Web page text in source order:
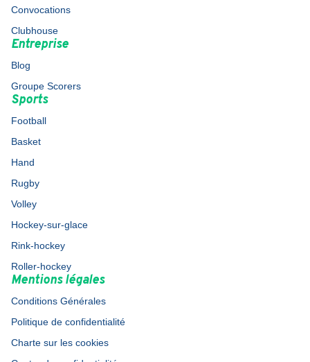
Convocations
Clubhouse
Entreprise
Blog
Groupe Scorers
Sports
Football
Basket
Hand
Rugby
Volley
Hockey-sur-glace
Rink-hockey
Roller-hockey
Mentions légales
Conditions Générales
Politique de confidentialité
Charte sur les cookies